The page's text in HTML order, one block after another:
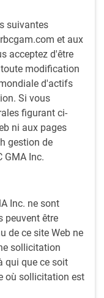
suivantes
et aux
acceptez d'être
modification
d'actifs
Si vous
figurant ci-
ni aux pages
gestion de
GMA Inc.
Inc. ne sont
peuvent être
de ce site Web ne
sollicitation
qui que ce soit
où sollicitation est
et que les baisses
part de signes
#MacroMémo. Il
la politique des
décisions de
européenne,
fédérale des
des
pays, qui
y compris les
croissance de
et la croissance en